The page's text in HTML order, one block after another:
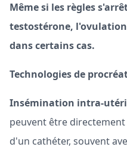
Même si les règles
testostérone,
dans certains cas.
Technologies de
Insémination intra-
peuvent être
d'un cathéter, souvent